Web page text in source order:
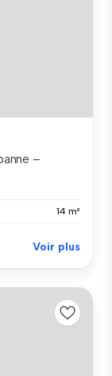
–
14 m²
Voir plus